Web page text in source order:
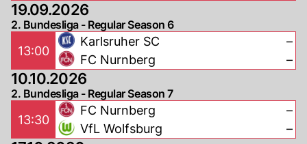
19.09.2026
2. Bundesliga - Regular Season 6
13:00
Karlsruher SC
FC Nurnberg
–
–
10.10.2026
2. Bundesliga - Regular Season 7
13:30
FC Nurnberg
VfL Wolfsburg
–
–